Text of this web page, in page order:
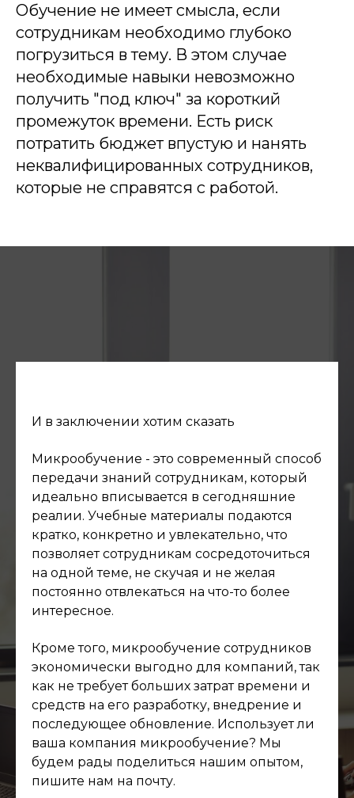
Обучение не имеет смысла, если
сотрудникам необходимо глубоко
погрузиться в тему. В этом случае
необходимые навыки невозможно
получить "под ключ" за короткий
промежуток времени. Есть риск
потратить бюджет впустую и нанять
неквалифицированных сотрудников,
которые не справятся с работой.
И в заключении хотим сказать
Микрообучение - это современный способ
передачи знаний сотрудникам, который
идеально вписывается в сегодняшние
реалии. Учебные материалы подаются
кратко, конкретно и увлекательно, что
позволяет сотрудникам сосредоточиться
на одной теме, не скучая и не желая
постоянно отвлекаться на что-то более
интересное.
Кроме того, микрообучение сотрудников
экономически выгодно для компаний, так
как не требует больших затрат времени и
средств на его разработку, внедрение и
последующее обновление. Использует ли
ваша компания микрообучение? Мы
будем рады поделиться нашим опытом,
пишите нам на почту.